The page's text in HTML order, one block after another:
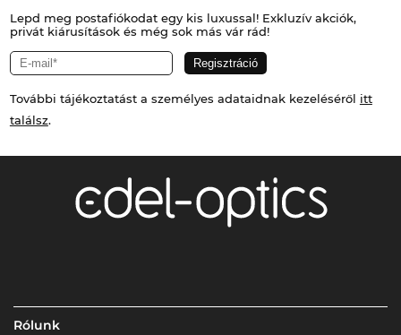
Lepd meg postafiókodat egy kis luxussal! Exkluzív akciók,
privát kiárusítások és még sok más vár rád!
További tájékoztatást a személyes adataidnak kezeléséről itt
találsz.
Rólunk